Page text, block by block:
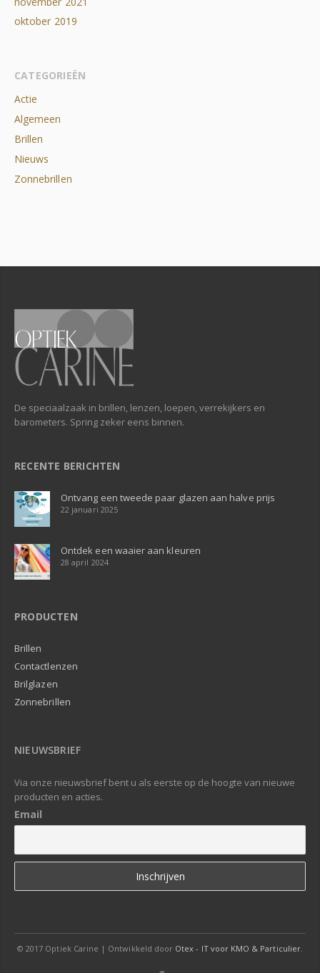
oktober 2019
CATEGORIEËN
Actie
Algemeen
Brillen
Nieuws
Zonnebrillen
De speciaalzaak in brillen, lenzen, loepen, verrekijkers en
barometers. Spring zeker eens binnen.
RECENTE BERICHTEN
Ontvang een tweede paar glazen aan halve prijs
22 januari 2025
Ontdek een waaier aan kleuren
28 april 2024
PRODUCTEN
Brillen
Contactlenzen
Brilglazen
Zonnebrillen
NIEUWSBRIEF
Via onze nieuwsbrief bent u als eerste op de hoogte van nieuwe
producten en acties.
Email
© 2017 Optiek Carine | Ontwikkeld door Otex - IT voor KMO & Particulier.